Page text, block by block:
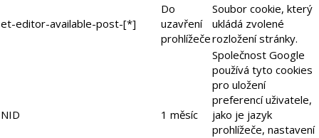
et-editor-available-post-[*]
Do
uzavření
prohlížeče
Soubor cookie, který
ukládá zvolené
rozložení stránky.
NID 1 měsíc
Společnost Google
používá tyto cookies
pro uložení
preferencí uživatele,
jako je jazyk
prohlížeče, nastavení